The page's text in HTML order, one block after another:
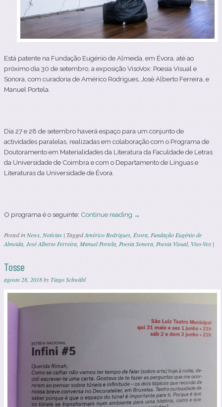
Está patente na Fundação Eugénio de Almeida, em Évora, até ao
próximo dia 30 de setembro, a exposição VisoVox: Poesia Visual e
Sonora, com curadoria de Américo Rodrigues, José Alberto Ferreira, e
Manuel Portela.
Dia 27 e 28 de setembro haverá espaço para um conjunto de
actividades paralelas, realizadas em colaboração com o Programa de
Doutoramento em Materialidades da Literatura da Faculdade de Letras
da Universidade de Coimbra e com o Departamento de Línguas e
Literaturas da Universidade de Évora.
O programa é o seguinte: Continue reading →
Posted inNews Notícias | TaggedAmérico Rodrigues Évora Fundação Eugénio de
Almeida José Alberto Ferreira Manuel Portela Poesia Sonora Poesia Visual, Viso-Vox |
Tosse
agosto 28, 2018byTiago Schwäbl